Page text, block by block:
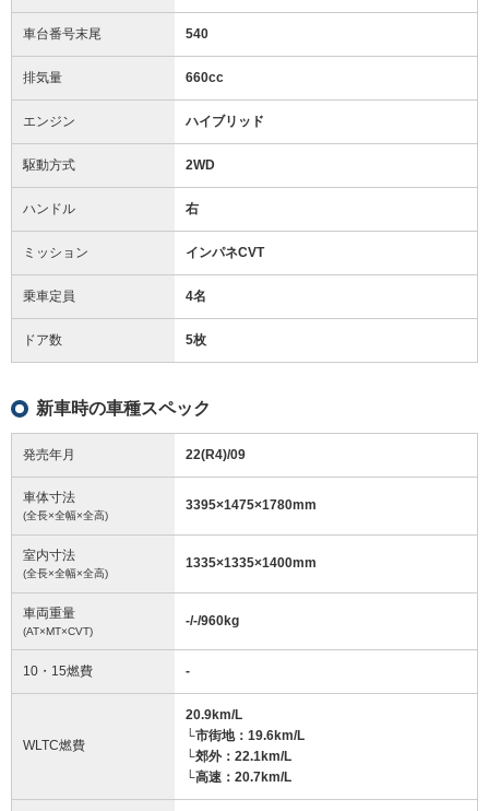
車台番号末尾 540
排気量 660cc
エンジン ハイブリッド
駆動方式 2WD
ハンドル 右
ミッション インパネCVT
乗車定員 4名
ドア数 5枚
新車時の車種スペック
発売年月 22(R4)/09
車体寸法
(全長×全幅×全高)
3395×1475×1780mm
室内寸法
(全長×全幅×全高)
1335×1335×1400mm
車両重量
(AT×MT×CVT)
-/-/960kg
10・15燃費 -
WLTC燃費
20.9km/L
└市街地：19.6km/L
└郊外：22.1km/L
└高速：20.7km/L